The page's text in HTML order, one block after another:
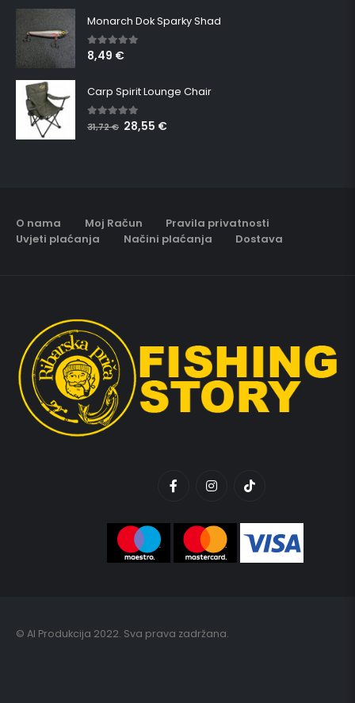
Monarch Dok Sparky Shad
5.00 out of 5
8,49 €
Carp Spirit Lounge Chair
5.00 out of 5
31,72€ 28,55 €
O nama Moj Račun
Pravila privatnosti
Uvjeti plaćanja
Načini plaćanja Dostava
© AI Produkcija 2022. Sva prava zadržana.